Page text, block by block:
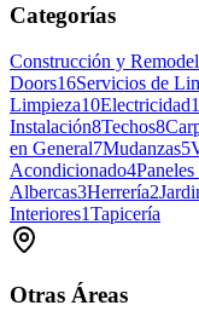
Categorías
Construcción y
Doors16Servicios de
Limpieza10Electricidad
Instalación8Techos8
en General7Mudanzas5
Acondicionado4
Albercas3Herrería2
Interiores1Tapicería
Otras Áreas